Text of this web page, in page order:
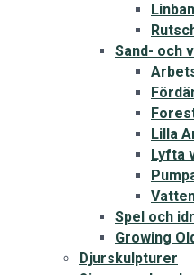
Sand- och
Lilla
Lyfta
Spel och
Growing
Djurskulpturer